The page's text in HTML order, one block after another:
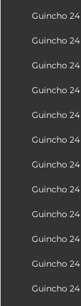
Guincho
Guincho
Guincho 24
Guincho
Guincho
Guincho 24
Guincho
Guincho 24
Guincho 24
Guincho
Guincho
Guincho